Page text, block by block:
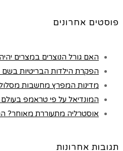
פוסטים אחרונים
האם גורל הנוצרים במצרים
הפקרת הילדות הבריטיות בשם
מדינות המפרץ מחשבות
המונדיאל על פי טראמפ בעולם
אוסטרליה מתעוררת מאוחר?
תגובות אחרונות